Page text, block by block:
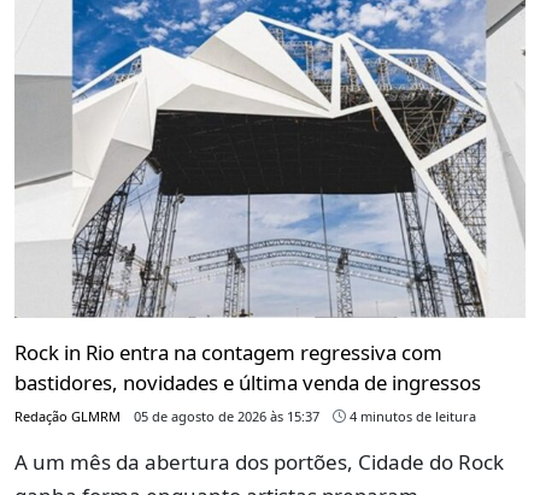
Rock in Rio entra na contagem regressiva com
bastidores, novidades e última venda de ingressos
Redação GLMRM 05 de agosto de 2026 às 15:37 4 minutos de leitura
A um mês da abertura dos portões, Cidade do Rock